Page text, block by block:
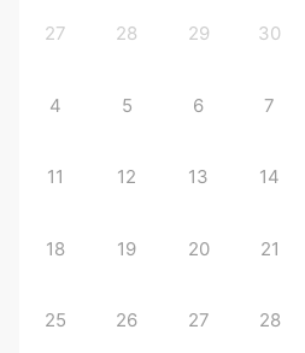
27 28 29 30
4 5 6 7
11 12 13 14
18 19 20 21
25 26 27 28